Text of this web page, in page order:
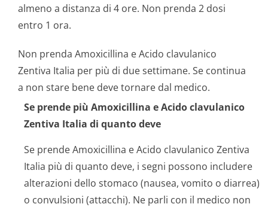
almeno a distanza di 4 ore. Non prenda 2 dosi
entro 1 ora.
Non prenda Amoxicillina e Acido clavulanico
Zentiva Italia per più di due settimane. Se continua
a non stare bene deve tornare dal medico.
Se prende più Amoxicillina e Acido clavulanico
Zentiva Italia di quanto deve
Se prende Amoxicillina e Acido clavulanico Zentiva
Italia più di quanto deve, i segni possono includere
alterazioni dello stomaco (nausea, vomito o diarrea)
o convulsioni (attacchi). Ne parli con il medico non